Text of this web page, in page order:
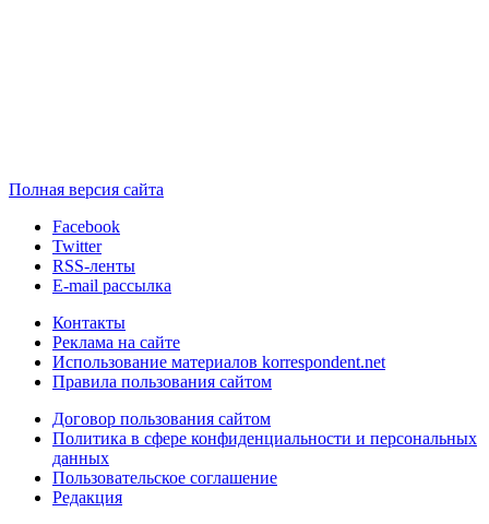
Полная версия сайта
Facebook
Twitter
RSS-ленты
E-mail рассылка
Контакты
Реклама на сайте
Использование материалов korrespondent.net
Правила пользования сайтом
Договор пользования сайтом
Политика в сфере конфиденциальности и персональных
данных
Пользовательское соглашение
Редакция